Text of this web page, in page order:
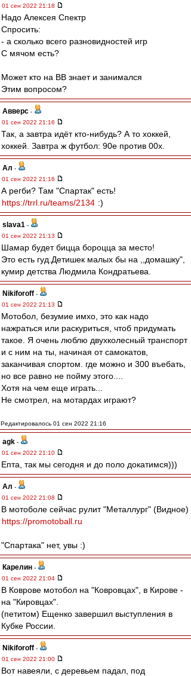
01 сен 2022 21:18
Надо Алексея Спектр
Спросить:
- а сколько всего разновидностей игр
С мячом есть?
Может кто на ВВ знает и занимался
Этим вопросом?
Авверс -
01 сен 2022 21:16
Так, а завтра идёт кто-нибудь? А то хоккей,
хоккей. Завтра ж футбол: 90е против 00х.
Ал -
01 сен 2022 21:16
А регби? Там "Спартак" есть!
https://trrl.ru/teams/2134 :)
slava1 -
01 сен 2022 21:13
Шамар будет бицца бороцца за место!
Это есть гуд.Детишек малых бы на ,,домашку",
кумир детства Людмила Кондратьева.
Nikiforoff -
01 сен 2022 21:13
Мотобол, безумие имхо, это как надо
нажраться или раскуриться, чтоб придумать
такое. Я очень люблю двухколесный транспорт
и с ним на ты, начиная от самокатов,
заканчивая спортом. где можно и 300 въебать,
но все равно не пойму этого....
Хотя на чем еще играть...
Не смотрел, на мотардах играют?
Редактировалось 01 сен 2022 21:16
agk -
01 сен 2022 21:10
Епта, так мы сегодня и до поло докатимся)))
Ал -
01 сен 2022 21:08
В мотоболе сейчас рулит "Металлург" (Видное)
https://promotoball.ru
"Спартака" нет, увы :)
Карелин -
01 сен 2022 21:04
В Коврове мотобол на "Ковровцах", в Кирове -
на "Кировцах".
(петитом) Ещенко завершил выступления в
Кубке России.
Nikiforoff -
01 сен 2022 21:00
Вот навеяли, с деревьем падал, под